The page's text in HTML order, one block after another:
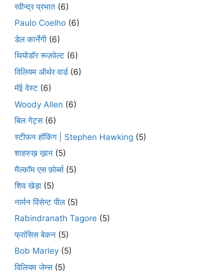
रवीन्द्र प्रभात (6)
Paulo Coelho (6)
डेल कार्नेगी (6)
थियोडॉर रूज़वेल्ट (6)
विलियम ऑर्थर वार्ड(6)
मॅई वेस्ट (6)
Woody Allen (6)
बिल गेट्स(6)
स्टीफन हॉकिंग | Stephen Hawking (5)
शाहरुख़ ख़ान (5)
मैल्कॉम एस फ़ोर्ब्स(5)
शिव खेड़ा (5)
नार्मन विंसेन्ट पील(5)
Rabindranath Tagore (5)
फ्रांसिस बेकन (5)
Bob Marley (5)
विलियम जेम्स(5)